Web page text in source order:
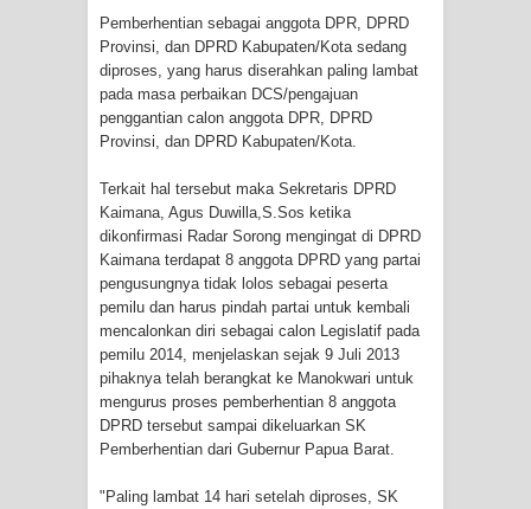
Cenderawasih di Ujung Timur
Indonesia
Profil Lengkap Aceh, Provinsi
Lima Rumah Pribadi Terbakar Di
Hamadi Jayapura Selatan
Gempa M3,3 Guncang Nabire, BMKG
Imbau Waspada Susulan
Mama-Mama Pasar Lama Sentani
Pemberhentian sebagai anggota DPR, DPRD
Provinsi, dan DPRD Kabupaten/Kota sedang
diproses, yang harus diserahkan paling lambat
pada masa perbaikan DCS/pengajuan
penggantian calon anggota DPR, DPRD
Provinsi, dan DPRD Kabupaten/Kota.
Terkait hal tersebut maka Sekretaris DPRD
Kaimana, Agus Duwilla,S.Sos ketika
dikonfirmasi Radar Sorong mengingat di DPRD
Kaimana terdapat 8 anggota DPRD yang partai
pengusungnya tidak lolos sebagai peserta
pemilu dan harus pindah partai untuk kembali
mencalonkan diri sebagai calon Legislatif pada
pemilu 2014, menjelaskan sejak 9 Juli 2013
pihaknya telah berangkat ke Manokwari untuk
mengurus proses pemberhentian 8 anggota
DPRD tersebut sampai dikeluarkan SK
Pemberhentian dari Gubernur Papua Barat.
"Paling lambat 14 hari setelah diproses, SK